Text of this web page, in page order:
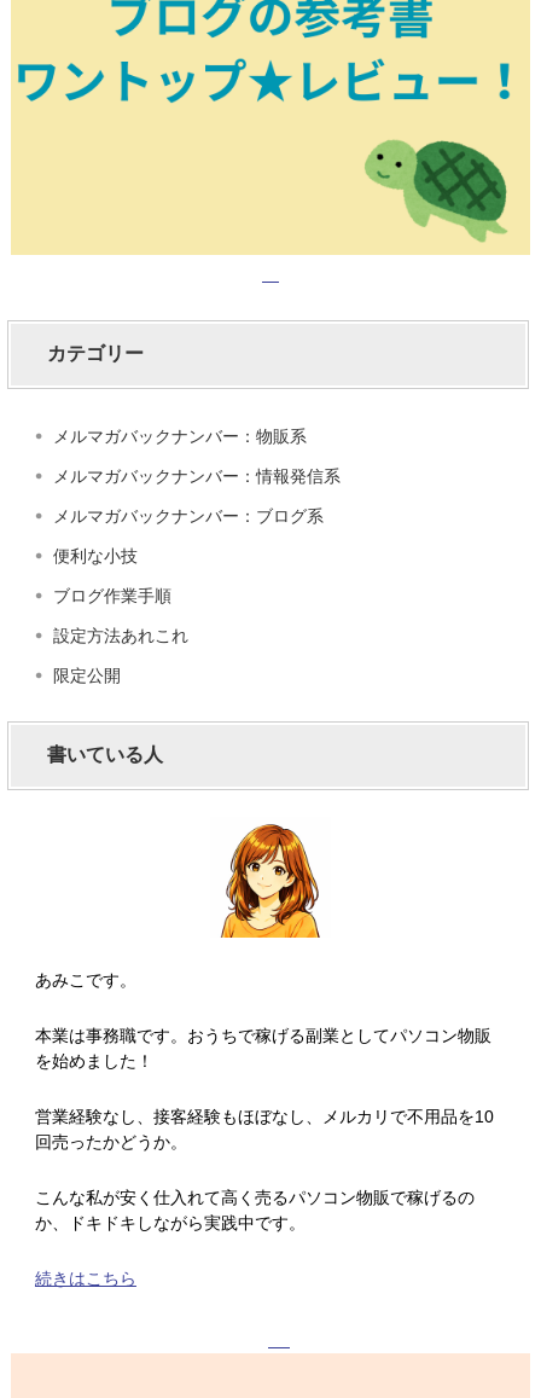
カテゴリー
メルマガバックナンバー：物販系
メルマガバックナンバー：情報発信系
メルマガバックナンバー：ブログ系
便利な小技
ブログ作業手順
設定方法あれこれ
限定公開
書いている人
あみこです。
本業は事務職です。おうちで稼げる副業としてパソコン物販
を始めました！
営業経験なし、接客経験もほぼなし、メルカリで不用品を10
回売ったかどうか。
こんな私が安く仕入れて高く売るパソコン物販で稼げるの
か、ドキドキしながら実践中です。
続きはこちら